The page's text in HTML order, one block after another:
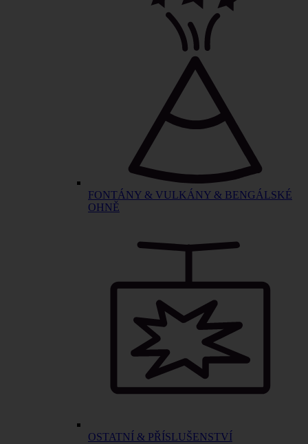
FONTÁNY & VULKÁNY & BENGÁLSKÉ
OHNĚ
OSTATNÍ & PŘÍSLUŠENSTVÍ